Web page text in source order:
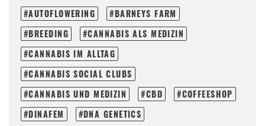
AUTOFLOWERING
BARNEYS FARM
BREEDING
CANNABIS ALS MEDIZIN
CANNABIS IM ALLTAG
CANNABIS SOCIAL CLUBS
CANNABIS UND MEDIZIN
CBD
COFFEESHOP
DINAFEM
DNA GENETICS